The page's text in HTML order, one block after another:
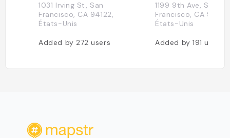
1031 Irving St, San
Francisco, CA 94122,
États-Unis
Added by272users
1199 9th Ave, San
Francisco, CA 94122,
États-Unis
Added by191users